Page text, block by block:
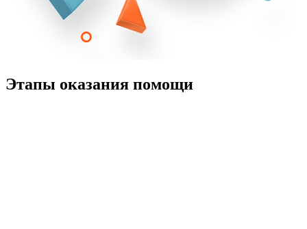
Этапы оказания помощи